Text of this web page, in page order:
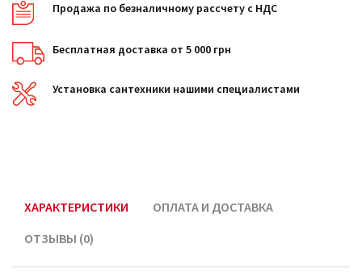
Продажа по безналичному рассчету с НДС
Бесплатная доставка от 5 000 грн
Установка сантехники нашими специалистами
ХАРАКТЕРИСТИКИ
ОПЛАТА И ДОСТАВКА
ОТЗЫВЫ (0)